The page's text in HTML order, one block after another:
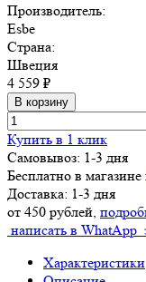
Производитель:
Esbe
Страна:
Швеция
4 559 ₽
В корзину
Купить в 1 клик
Самовывоз: 1-3 дня
Бесплатно в магазине
Доставка: 1-3 дня
от 450 рублей,
написать в WhatApp
Характеристики